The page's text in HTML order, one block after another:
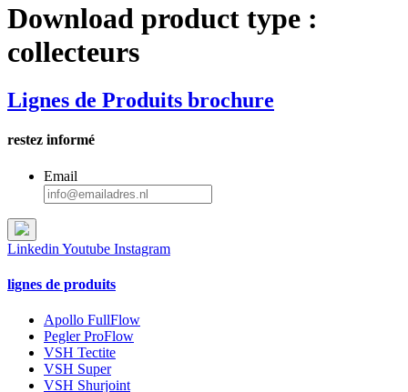
Download product type :
collecteurs
Lignes de Produits brochure
restez informé
Email
Linkedin Youtube Instagram
lignes de produits
Apollo FullFlow
Pegler ProFlow
VSH Tectite
VSH Super
VSH Shurjoint